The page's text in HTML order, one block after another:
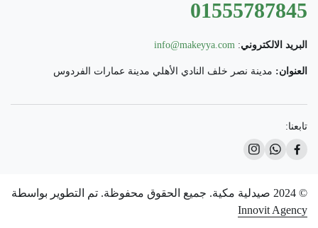
01555787845
البريد الالكتروني:
info@makeyya.com
العنوان: مدينة نصر خلف النادي الأهلي مدينة عمارات الفردوس
تابعنا:
© 2024 صيدلية مكية. جميع الحقوق محفوظة. تم التطوير بواسطة
Innovit Agency